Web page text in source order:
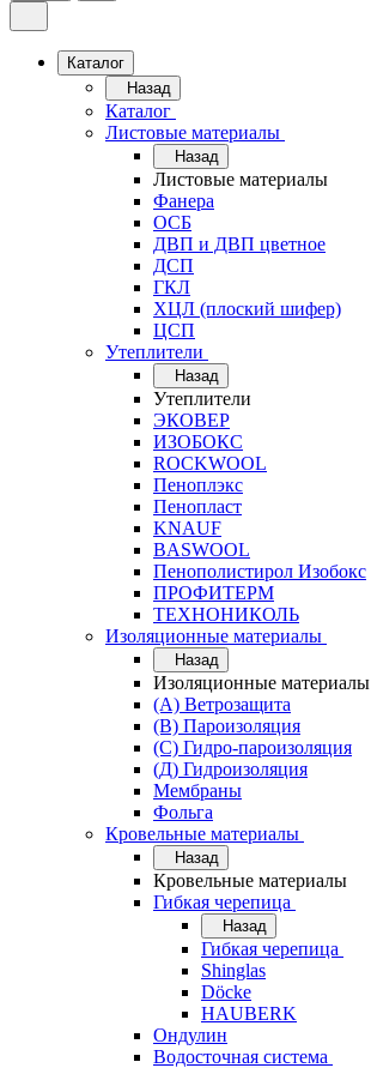
Каталог
Назад
Каталог
Листовые материалы
Назад
Листовые материалы
Фанера
ОСБ
ДВП и ДВП цветное
ДСП
ГКЛ
ХЦЛ (плоский шифер)
ЦСП
Утеплители
Назад
Утеплители
ЭКОВЕР
ИЗОБОКС
ROCKWOOL
Пеноплэкс
Пенопласт
KNAUF
BASWOOL
Пенополистирол Изобокс
ПРОФИТЕРМ
ТЕХНОНИКОЛЬ
Изоляционные материалы
Назад
Изоляционные материалы
(А) Ветрозащита
(В) Пароизоляция
(С) Гидро-пароизоляция
(Д) Гидроизоляция
Мембраны
Фольга
Кровельные материалы
Назад
Кровельные материалы
Гибкая черепица
Назад
Гибкая черепица
Shinglas
Döcke
HAUBERK
Ондулин
Водосточная система